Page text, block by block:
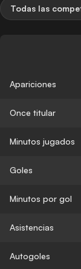
Apariciones
Once titular
Minutos jugados
Goles
Minutos por gol
Asistencias
Autogoles